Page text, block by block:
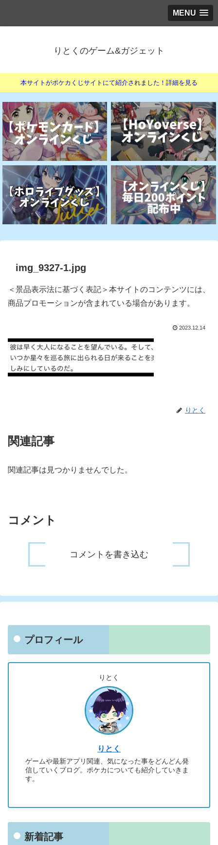
MENU
りとくのゲーム&ガジェット
本サイトがポケカくじサイトにて紹介されました！詳細を見る
img_9327-1.jpg
＜景品表示法に基づく表記＞本サイトのコンテンツには、
商品プロモーションが含まれている場合があります。
2023.12.14
りとく
関連記事
関連記事は見つかりませんでした。
コメント
コメントを書き込む
プロフィール
りとく
りとく
ゲームや最新アプリ関連、気になった事をどんどん発
信していくブログ。ポケカについても紹介していきま
す。
新着記事